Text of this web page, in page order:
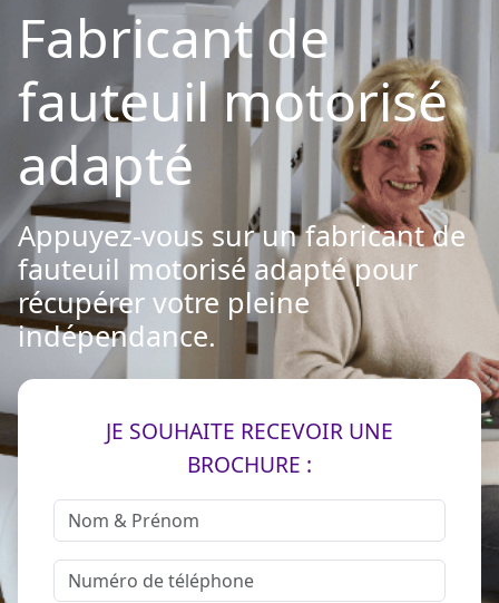
Fabricant de
fauteuil motorisé
adapté
Appuyez-vous sur un fabricant de
fauteuil motorisé adapté pour
récupérer votre pleine
indépendance.
JE SOUHAITE RECEVOIR UNE
BROCHURE :